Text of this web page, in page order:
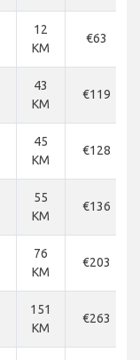
12
KM
€63
43
KM
€119
45
KM
€128
55
KM
€136
76
KM
€203
151
KM
€263